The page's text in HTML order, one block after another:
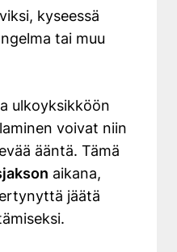
kyseessä
tai muu
ulkoyksikköön
voivat niin
ääntä. Tämä
aikana,
jäätä